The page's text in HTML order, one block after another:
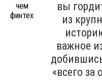
вы
из
важное
«всего за